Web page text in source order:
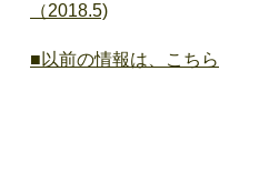
（2018.5)
■以前の情報は、こちら